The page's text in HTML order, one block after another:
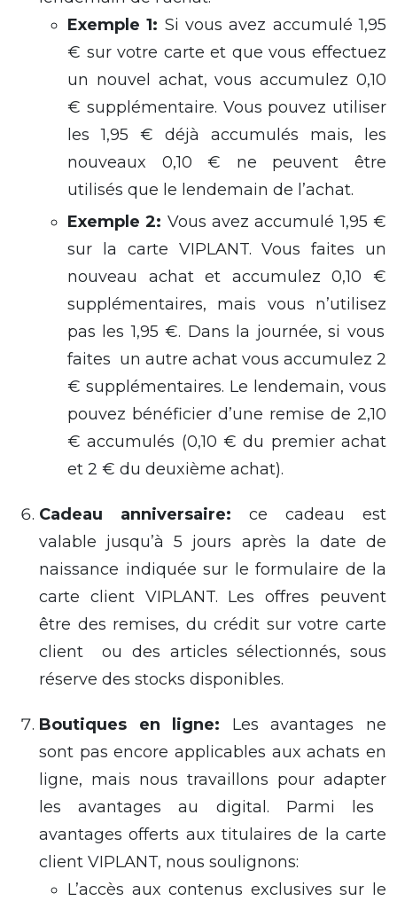
Exemple 1: Si vous avez accumulé 1,95
€ sur votre carte et que vous effectuez
un nouvel achat, vous accumulez 0,10
€ supplémentaire. Vous pouvez utiliser
les 1,95 € déjà accumulés mais, les
nouveaux 0,10 € ne peuvent être
utilisés que le lendemain de l’achat.
Exemple 2: Vous avez accumulé 1,95 €
sur la carte VIPLANT.Vous faites un
nouveau
achat et accumulez
0,10 €
supplémentaires, mais vous n’utilisez
pas les 1,95 €. Dans la journée,si vous
faites un autre achat vous accumulez 2
€ supplémentaires. Le lendemain, vous
pouvez bénéficier d’une remise de 2,10
€ accumulés (0,10 € du premier achat
et 2 € du deuxième achat).
Cadeau anniversaire: ce cadeau est
valable jusqu’à 5 jours après la date de
naissance indiquée sur le formulaire de la
carte client VIPLANT. Les offres peuvent
être des remises, du crédit sur votrecarte
client
ou des articles sélectionnés, sous
réserve des stocks disponibles.
Boutiques en ligne: Les avantages ne
sont pas encore applicables aux achats en
ligne, mais nous travaillons pour adapter
les avantages au digital . Parmi les
avantagesofferts aux titulaires de la carte
client VIPLANT, nous soulignons:
L’accès auxcontenus exclusives sur le